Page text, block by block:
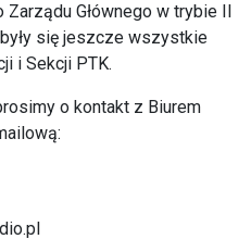
Głównego w trybie II
się jeszcze wszystkie
i Sekcji PTK.
o kontakt z Biurem